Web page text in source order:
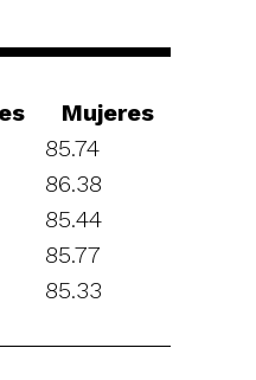
Mujeres
85.74
86.38
85.44
85.77
85.33